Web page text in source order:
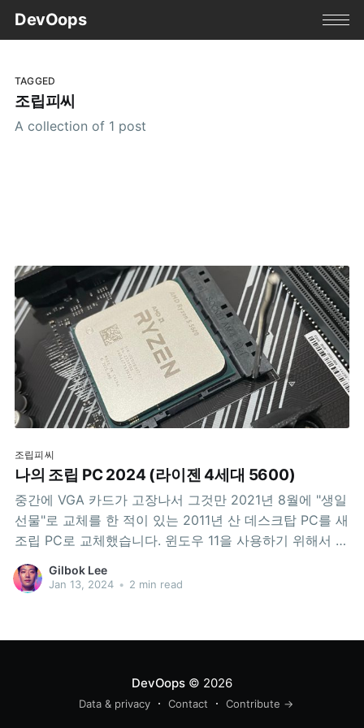
DevOops
TAGGED
조립피씨
A collection of 1 post
조립피씨
나의 조립 PC 2024 (라이젠 4세대 5600)
중간에 VGA 카드가 고장나서 그것만 2021년 8월에 "생일
선물"로 교체를 한 적이 있는 2011년 산 데스크탑 PC를 새
조립 PC로 교체했습니다. 윈도우 11을 사용하기 위해서 였
습니다. 그것을 기록합니다. 인도네시아 족자는 아직 정전
(mati listrik)이 심심치 않게 있는 관계로 데스크탑을 자주
Gilbok Lee
Jan 13, 2024 • 2 min read
DevOops© 2026
Data & privacy Contact Contribute →